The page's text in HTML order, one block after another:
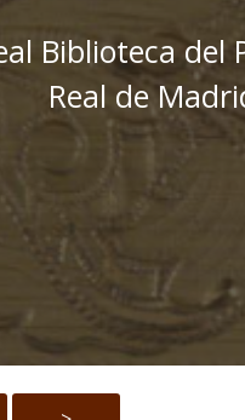
Biblioteca del
Real de